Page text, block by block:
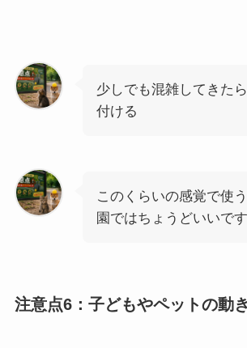
少しでも混雑してきた
付ける
このくらいの感覚で使
園ではちょうどいいです
注意点6：子どもやペットの動